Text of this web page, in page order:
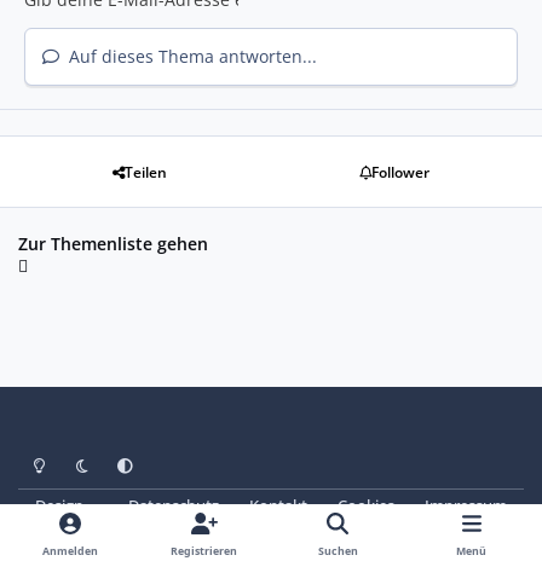
Auf dieses Thema antworten...
Teilen Follower
Zur Themenliste gehen
Heller ModusDunkler Modus
Systemeinstellung
Design Datenschutz Kontakt Cookies
Impressum
© Copyright 2025 - SAABoteure e. V.
Powered by Invision Community
Anmelden Registrieren Suchen Menü